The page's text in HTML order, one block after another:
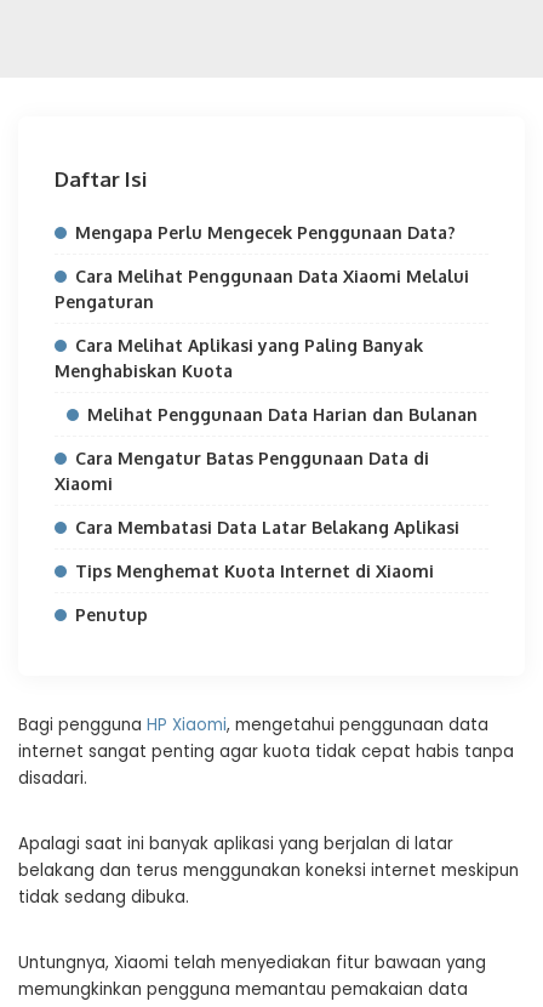
Daftar Isi
Mengapa Perlu Mengecek Penggunaan Data?
Cara Melihat Penggunaan Data Xiaomi Melalui
Pengaturan
Cara Melihat Aplikasi yang Paling Banyak
Menghabiskan Kuota
Melihat Penggunaan Data Harian dan Bulanan
Cara Mengatur Batas Penggunaan Data di
Xiaomi
Cara Membatasi Data Latar Belakang Aplikasi
Tips Menghemat Kuota Internet di Xiaomi
Penutup
Bagi pengguna HP Xiaomi, mengetahui penggunaan data
internet sangat penting agar kuota tidak cepat habis tanpa
disadari.
Apalagi saat ini banyak aplikasi yang berjalan di latar
belakang dan terus menggunakan koneksi internet meskipun
tidak sedang dibuka.
Untungnya, Xiaomi telah menyediakan fitur bawaan yang
memungkinkan pengguna memantau pemakaian data